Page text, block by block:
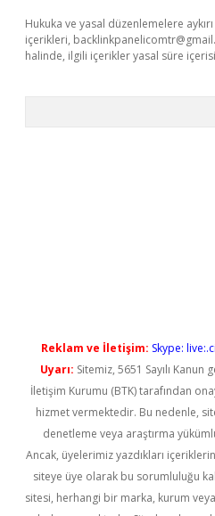
Hukuka ve yasal düzenlemelere
içerikleri,
halinde, ilgili içerikler yasal süre
Reklam ve İletişim: Skype:
Uyarı: Sitemiz, 5651 Sayılı
İletişim Kurumu (BTK) tarafından
hizmet vermektedir. Bu nedenle,
denetleme veya araştırma
Ancak, üyelerimiz yazdıkları
siteye üye olarak bu sorumluluğu
sitesi, herhangi bir marka, kurum